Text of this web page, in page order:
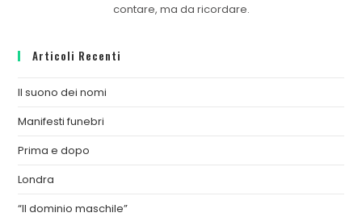
contare, ma da ricordare.
Articoli Recenti
Il suono dei nomi
Manifesti funebri
Prima e dopo
Londra
“Il dominio maschile”